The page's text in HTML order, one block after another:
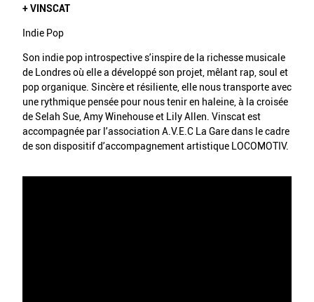
+ VINSCAT
Indie Pop
Son indie pop introspective s’inspire de la richesse musicale
de Londres où elle a développé son projet, mêlant rap, soul et
pop organique. Sincère et résiliente, elle nous transporte avec
une rythmique pensée pour nous tenir en haleine, à la croisée
de Selah Sue, Amy Winehouse et Lily Allen. Vinscat est
accompagnée par l’association A.V.E.C La Gare dans le cadre
de son dispositif d’accompagnement artistique LOCOMOTIV.